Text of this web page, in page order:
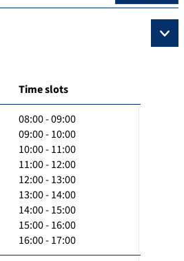
Time slots
08:00 - 09:00
09:00 - 10:00
10:00 - 11:00
11:00 - 12:00
12:00 - 13:00
13:00 - 14:00
14:00 - 15:00
15:00 - 16:00
16:00 - 17:00